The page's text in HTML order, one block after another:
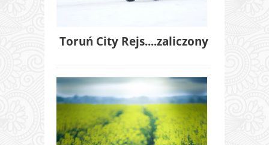
Toruń City Rejs....zaliczony